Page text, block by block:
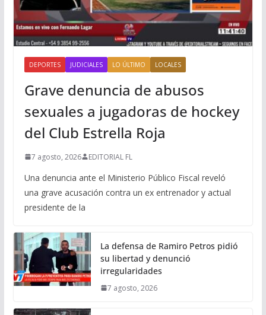
DEPORTES JUDICIALES LO ÚLTIMO LOCALES
Grave denuncia de abusos
sexuales a jugadoras de hockey
del Club Estrella Roja
7 agosto, 2026 EDITORIAL FL
Una denuncia ante el Ministerio Público Fiscal reveló
una grave acusación contra un ex entrenador y actual
presidente de la
La defensa de Ramiro Petros pidió
su libertad y denunció
irregularidades
7 agosto, 2026